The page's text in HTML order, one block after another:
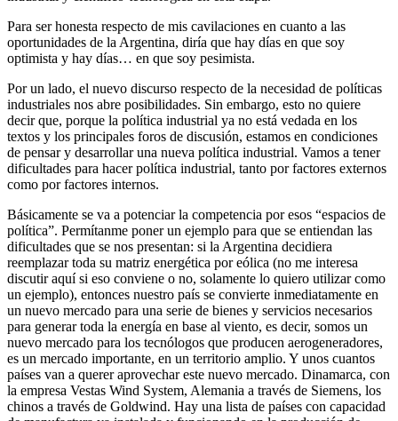
Para ser honesta respecto de mis cavilaciones en cuanto a las
oportunidades de la Argentina, diría que hay días en que soy
optimista y hay días… en que soy pesimista.
Por un lado, el nuevo discurso respecto de la necesidad de políticas
industriales nos abre posibilidades. Sin embargo, esto no quiere
decir que, porque la política industrial ya no está vedada en los
textos y los principales foros de discusión, estamos en condiciones
de pensar y desarrollar una nueva política industrial. Vamos a tener
dificultades para hacer política industrial, tanto por factores externos
como por factores internos.
Básicamente se va a potenciar la competencia por esos “espacios de
política”. Permítanme poner un ejemplo para que se entiendan las
dificultades que se nos presentan: si la Argentina decidiera
reemplazar toda su matriz energética por eólica (no me interesa
discutir aquí si eso conviene o no, solamente lo quiero utilizar como
un ejemplo), entonces nuestro país se convierte inmediatamente en
un nuevo mercado para una serie de bienes y servicios necesarios
para generar toda la energía en base al viento, es decir, somos un
nuevo mercado para los tecnólogos que producen aerogeneradores,
es un mercado importante, en un territorio amplio. Y unos cuantos
países van a querer aprovechar este nuevo mercado. Dinamarca, con
la empresa Vestas Wind System, Alemania a través de Siemens, los
chinos a través de Goldwind. Hay una lista de países con capacidad